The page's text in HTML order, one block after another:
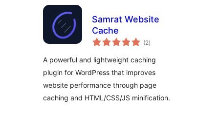
Samrat Website
Cache
(2Bewertungen
insgesamt
)
A powerful and lightweight caching
plugin for WordPress that improves
website performance through page
caching and HTML/CSS/JS minification.